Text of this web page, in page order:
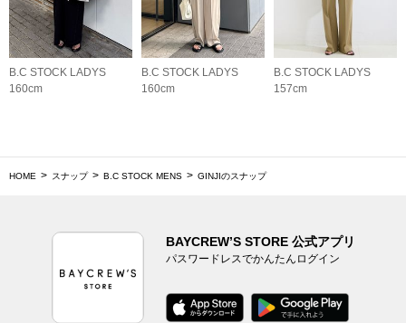
B.C STOCK LADYS
160cm
B.C STOCK LADYS
160cm
B.C STOCK LADYS
157cm
HOME スナップ B.C STOCK MENS GINJIのスナップ
BAYCREW’S STORE 公式アプリ
パスワードレスでかんたんログイン